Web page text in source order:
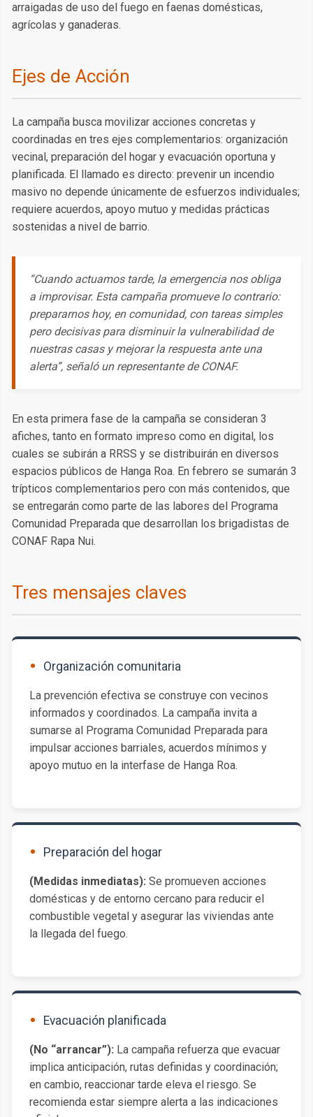
arraigadas de uso del fuego en faenas domésticas,
agrícolas y ganaderas.
Ejes de Acción
La campaña busca movilizar acciones concretas y
coordinadas en tres ejes complementarios: organización
vecinal, preparación del hogar y evacuación oportuna y
planificada. El llamado es directo: prevenir un incendio
masivo no depende únicamente de esfuerzos individuales;
requiere acuerdos, apoyo mutuo y medidas prácticas
sostenidas a nivel de barrio.
“Cuando actuamos tarde, la emergencia nos obliga
a improvisar. Esta campaña promueve lo contrario:
prepararnos hoy, en comunidad, con tareas simples
pero decisivas para disminuir la vulnerabilidad de
nuestras casas y mejorar la respuesta ante una
alerta”, señaló un representante de CONAF.
En esta primera fase de la campaña se consideran 3
afiches, tanto en formato impreso como en digital, los
cuales se subirán a RRSS y se distribuirán en diversos
espacios públicos de Hanga Roa. En febrero se sumarán 3
trípticos complementarios pero con más contenidos, que
se entregarán como parte de las labores del Programa
Comunidad Preparada que desarrollan los brigadistas de
CONAF Rapa Nui.
Tres mensajes claves
Organización comunitaria
La prevención efectiva se construye con vecinos
informados y coordinados. La campaña invita a
sumarse al Programa Comunidad Preparada para
impulsar acciones barriales, acuerdos mínimos y
apoyo mutuo en la interfase de Hanga Roa.
Preparación del hogar
(Medidas inmediatas): Se promueven acciones
domésticas y de entorno cercano para reducir el
combustible vegetal y asegurar las viviendas ante
la llegada del fuego.
Evacuación planificada
(No “arrancar”): La campaña refuerza que evacuar
implica anticipación, rutas definidas y coordinación;
en cambio, reaccionar tarde eleva el riesgo. Se
recomienda estar siempre alerta a las indicaciones